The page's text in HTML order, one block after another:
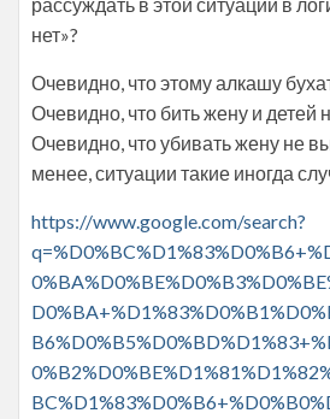
рассуждать в этой ситуации в
нет»?
Очевидно, что этому алкашу
Очевидно, что бить жену и детей
Очевидно, что убивать жену не
менее, ситуации такие иногда
https://www.google.com/search?